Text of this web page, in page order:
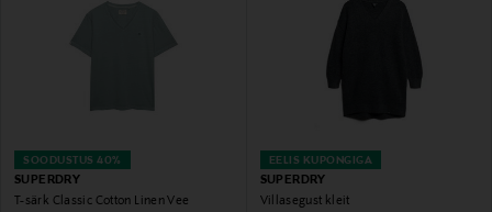
SOODUSTUS 40%
SUPERDRY
T-särk Classic Cotton Linen Vee
EELIS KUPONGIGA
SUPERDRY
Villasegust kleit